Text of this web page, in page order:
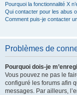
Pourquoi la fonctionnalité X
Qui contacter pour les abus
Comment puis-je contacter
Problèmes de
Pourquoi dois-je
Vous pouvez ne pas le
configuré les forums afin
messages. Par ailleurs,